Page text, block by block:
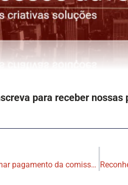
para receber nossas
Contrato de corretagem pode condicionar pagamento da comissão a evento futuro e incerto